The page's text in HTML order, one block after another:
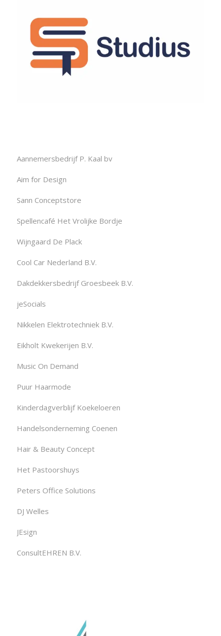
Aannemersbedrijf P. Kaal bv
Aim for Design
Sann Conceptstore
Spellencafé Het Vrolijke Bordje
Wijngaard De Plack
Cool Car Nederland B.V.
Dakdekkersbedrijf Groesbeek B.V.
jeSocials
Nikkelen Elektrotechniek B.V.
Eikholt Kwekerijen B.V.
Music On Demand
Puur Haarmode
Kinderdagverblijf Koekeloeren
Handelsonderneming Coenen
Hair & Beauty Concept
Het Pastoorshuys
Peters Office Solutions
DJ Welles
JEsign
ConsultEHREN B.V.